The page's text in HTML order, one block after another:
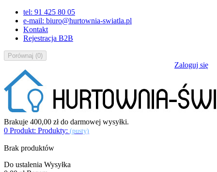
tel: 91 425 80 05
e-mail: biuro@hurtownia-swiatla.pl
Kontakt
Rejestracja B2B
Porównaj (0)
Zaloguj się
Brakuje 400,00 złdo darmowej wysyłki.
0 Produkt: Produkty: (pusty)
Brak produktów
Do ustalenia Wysyłka